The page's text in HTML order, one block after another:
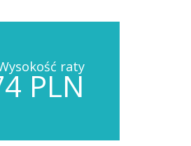
raty
PLN